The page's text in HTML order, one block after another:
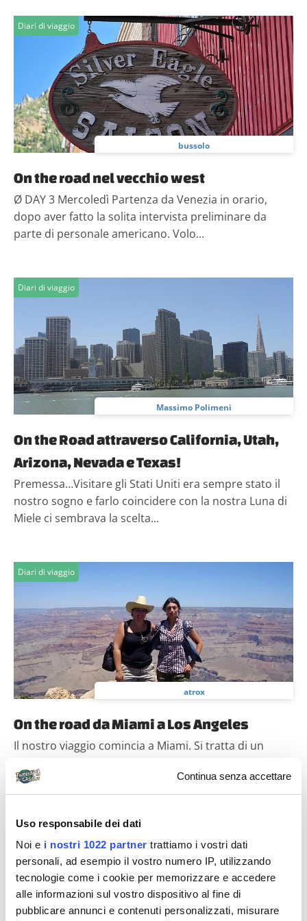
Continua senza accettare
Uso responsabile dei dati
Noi e i nostri 1022 partner trattiamo i vostri dati
personali, ad esempio il vostro numero IP, utilizzando
tecnologie come i cookie per memorizzare e accedere
alle informazioni sul vostro dispositivo al fine di
pubblicare annunci e contenuti personalizzati, misurare
Diari di viaggio
bussolo
On the road nel vecchio west
Ø DAY 3 Mercoledì Partenza da Venezia in orario,
dopo aver fatto la solita intervista preliminare da
parte di personale americano. Volo...
Diari di viaggio
Massimo Polimeni
On the Road attraverso California, Utah,
Arizona, Nevada e Texas!
Premessa…Visitare gli Stati Uniti era sempre stato il
nostro sogno e farlo coincidere con la nostra Luna di
Miele ci sembrava la scelta...
Diari di viaggio
atrox
On the road da Miami a Los Angeles
Il nostro viaggio comincia a Miami. Si tratta di un
partiremo da New York come molti fanno....